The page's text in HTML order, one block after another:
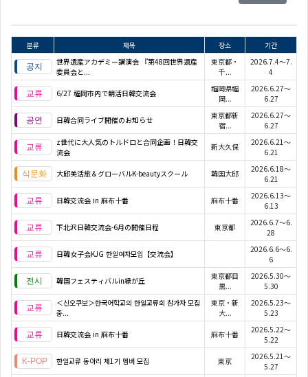
분류 제목 장소
기간
世界遺産アカデミー講演会 『第48回世界遺産
委員会と...
東京都・
千...
2026.7.4～7.
4
6/27 福岡市内で朝活日韓交流会
福岡県福
岡...
2026.6.27～
6.27
日韓合同ライブ開催のお知らせ
東京都新
宿...
2026.6.27～
6.27
z世代に大人気のトルドロと合同企画！日韓交
流会
新大久保
2026.6.21～
6.21
大邱美活旅＆グローバルK-beautyスクール 韓国大邱
2026.6.18～
6.21
日韓交流会 in 麻布十番 麻布十番
2026.6.13～
6.13
下北沢日韓交流会-6月の開催日程 東京都
2026.6.7～6.
28
日韓女子会KJG 한일여자모임【交流会】
2026.6.6～6.
6
韓国フェスティバルin緑が丘
東京都目
黒...
2026.5.30～
5.30
＜신오쿠보＞한국어학교의 한일교류회 참가자 모집
중...
東京・新
大...
2026.5.23～
5.23
日韓交流会 in 麻布十番 麻布十番
2026.5.22～
5.22
한일교류 동아리 제1기 멤버 모집 東京
2026.5.21～
5.27